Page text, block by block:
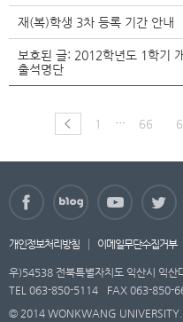
재(복)학생 3차 등록 기간 안내
보호된 글: 2012학년도 1학기
출석명단
1 … 66
개인정보처리방침 이메일무단수집거부
우)54538 전북특별자치도 익산시 익산
TEL 063-850-5114
FAX 063-850-
© 2014 WONKWANG